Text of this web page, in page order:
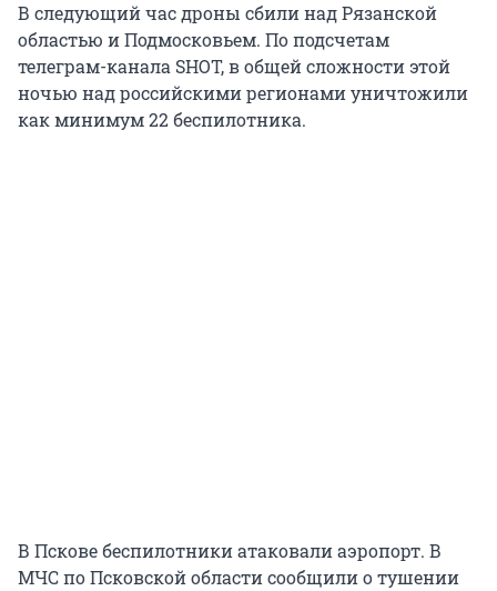
В следующий час дроны сбили над Рязанской
областью и Подмосковьем. По подсчетам
телеграм-канала SHOT, в общей сложности этой
ночью над российскими регионами уничтожили
как минимум 22 беспилотника.
В Пскове беспилотники атаковали аэропорт. В
МЧС по Псковской области сообщили о тушении